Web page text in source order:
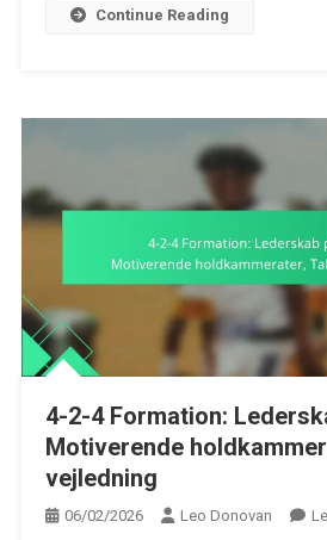
Continue Reading
4-2-4 Formation:
Motiverende
vejledning
06/02/2026 Leo Donovan